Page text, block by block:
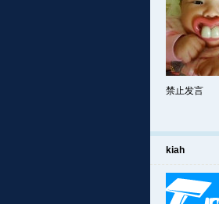
禁止发言
kiah